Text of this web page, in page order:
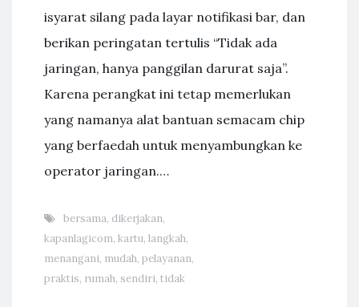
isyarat silang pada layar notifikasi bar, dan
berikan peringatan tertulis “Tidak ada
jaringan, hanya panggilan darurat saja”.
Karena perangkat ini tetap memerlukan
yang namanya alat bantuan semacam chip
yang berfaedah untuk menyambungkan ke
operator jaringan.…
bersama, dikerjakan,
kapanlagicom, kartu, langkah,
menangani, mudah, pelayanan,
praktis, rumah, sendiri, tidak